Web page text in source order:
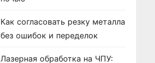
Как согласовать резку металла
без ошибок и переделок
Лазерная обработка на ЧПУ: